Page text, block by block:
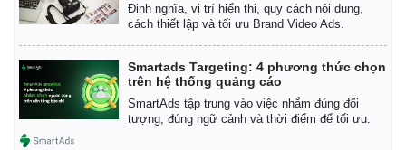
Pháp luật
Quân sự - Quốc phòng
Định nghĩa, vị trí hiển thị, quy cách nội dung,
cách thiết lập và tối ưu Brand Video Ads.
Smartads Targeting: 4 phương thức chọn
trên hệ thống quảng cáo
SmartAds tập trung vào việc nhắm đúng đối
tượng, đúng ngữ cảnh và thời điểm để tối ưu.